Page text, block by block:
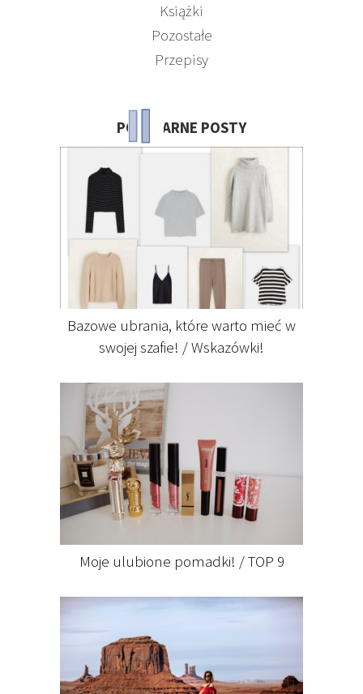
Książki
Pozostałe
Przepisy
POPULARNE POSTY
Bazowe ubrania, które warto mieć w
swojej szafie! / Wskazówki!
Moje ulubione pomadki! / TOP 9